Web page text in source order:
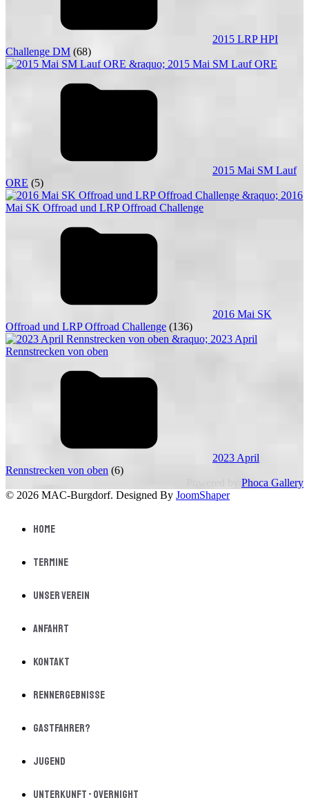
2015 LRP HPI
Challenge DM (68)
2015 Mai SM Lauf
ORE (5)
2016 Mai SK
Offroad und LRP Offroad Challenge (136)
2023 April
Rennstrecken von oben (6)
Phoca Gallery
© 2026 MAC-Burgdorf. Designed By JoomShaper
Home
Termine
Unser Verein
Anfahrt
Kontakt
Rennergebnisse
Gastfahrer?
Jugend
Unterkunft - Overnight